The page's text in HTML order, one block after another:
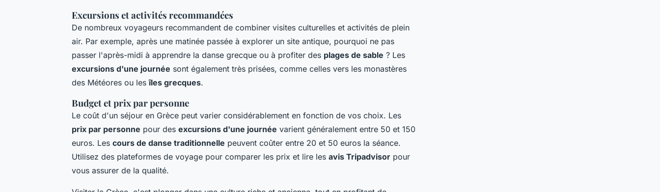
Excursions et activités recommandées
De nombreux voyageurs recommandent de combiner visites culturelles et activités de plein
air. Par exemple, après une matinée passée à explorer un site antique, pourquoi ne pas
passer l'après-midi à apprendre la danse grecque ou à profiter des plages de sable ? Les
excursions d'une journée sont également très prisées, comme celles vers les monastères
des Météores ou lesîles grecques.
Budget et prix par personne
Le coût d'un séjour en Grèce peut varier considérablement en fonction de vos choix. Les
prix par personne pour des excursions d'une journée varient généralement entre 50 et 150
euros. Les cours de danse traditionnelle peuvent coûter entre 20 et 50 euros la séance.
Utilisez des plateformes de voyage pour comparer les prix et lire les avis Tripadvisor pour
vous assurer de la qualité.